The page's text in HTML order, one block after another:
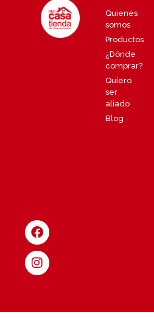
Quienes
somos
Productos
¿Dónde
comprar?
Quiero
ser
aliado
Blog